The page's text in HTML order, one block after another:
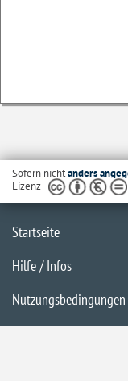
Sofern nichtanders
Lizenz
Startseite
Hilfe / Infos
Nutzungsbedingungen